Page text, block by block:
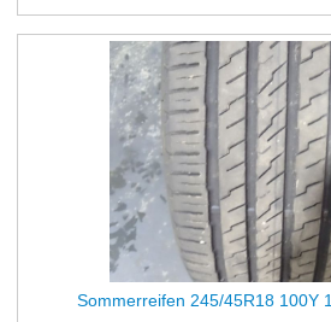
Sommerreifen 245/45R18 100Y